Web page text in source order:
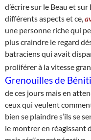
d’écrire sur le Beau et sur
différents aspects et ce,
une personne riche qui
plus craindre le regard
batraciens qui avait
proliférer à la vitesse
Grenouilles de
de ces jours mais en
ceux qui veulent
bien se plaindre s’ils se
le montrer en réagissant